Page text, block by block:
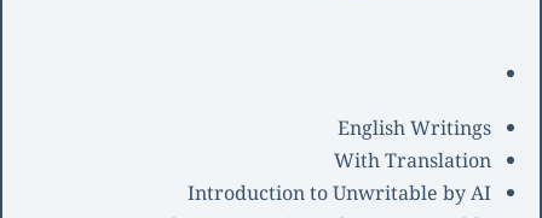
English Writings
With Translation
Introduction to Unwritable by AI